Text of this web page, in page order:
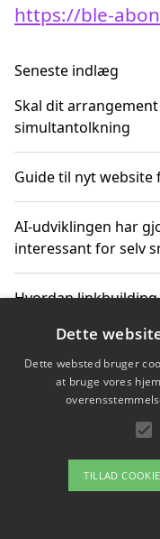
https://ble-
Seneste indlæg
Skal dit
simultantolkning
Guide til nyt
AI-udviklingen har
interessant for selv
Hvordan
Sådan har
ændret sig
Om /
Dette
Dette websted bruger
at bruge vores
TILLAD